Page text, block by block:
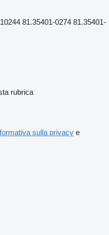
81.35401-0274 81.35401-
rubrica
sulla privacy e